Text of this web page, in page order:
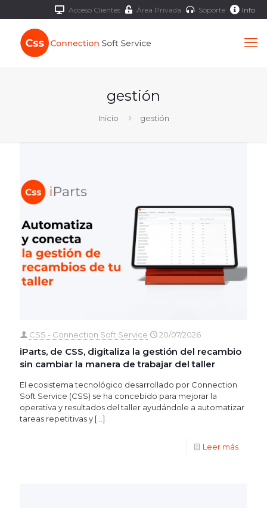
Acceso Clientes Área Privada Soporte Info
gestión
Inicio gestión
CSS - Connection Soft Service 20/07/2026
iParts, de CSS, digitaliza la gestión del recambio
sin cambiar la manera de trabajar del taller
El ecosistema tecnológico desarrollado por Connection
Soft Service (CSS) se ha concebido para mejorar la
operativa y resultados del taller ayudándole a automatizar
tareas repetitivas y […]
Leer más